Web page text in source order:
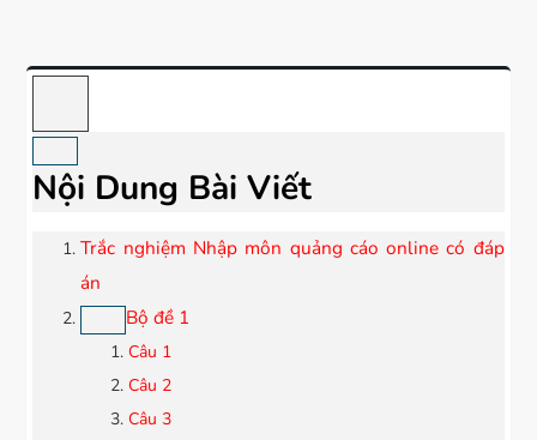
Nội Dung Bài Viết
Trắc nghiệm Nhập môn quảng cáo online có đáp
án
Bộ đề 1
Câu 1
Câu 2
Câu 3